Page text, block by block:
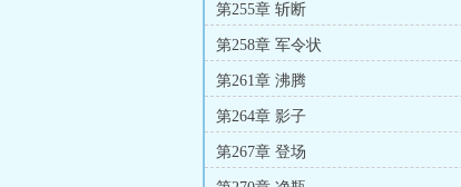
第255章 斩断
第258章 军令状
第261章 沸腾
第264章 影子
第267章 登场